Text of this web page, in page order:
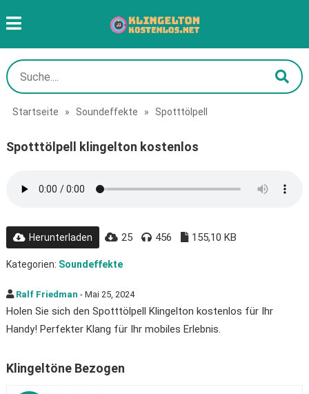
Startseite » Soundeffekte » Spotttölpell
Spotttölpell klingelton kostenlos
Herunterladen 25 456 155,10 KB
Kategorien: Soundeffekte
Ralf Friedman - Mai 25, 2024
Holen Sie sich den Spotttölpell Klingelton kostenlos für Ihr
Handy! Perfekter Klang für Ihr mobiles Erlebnis.
Klingeltöne Bezogen